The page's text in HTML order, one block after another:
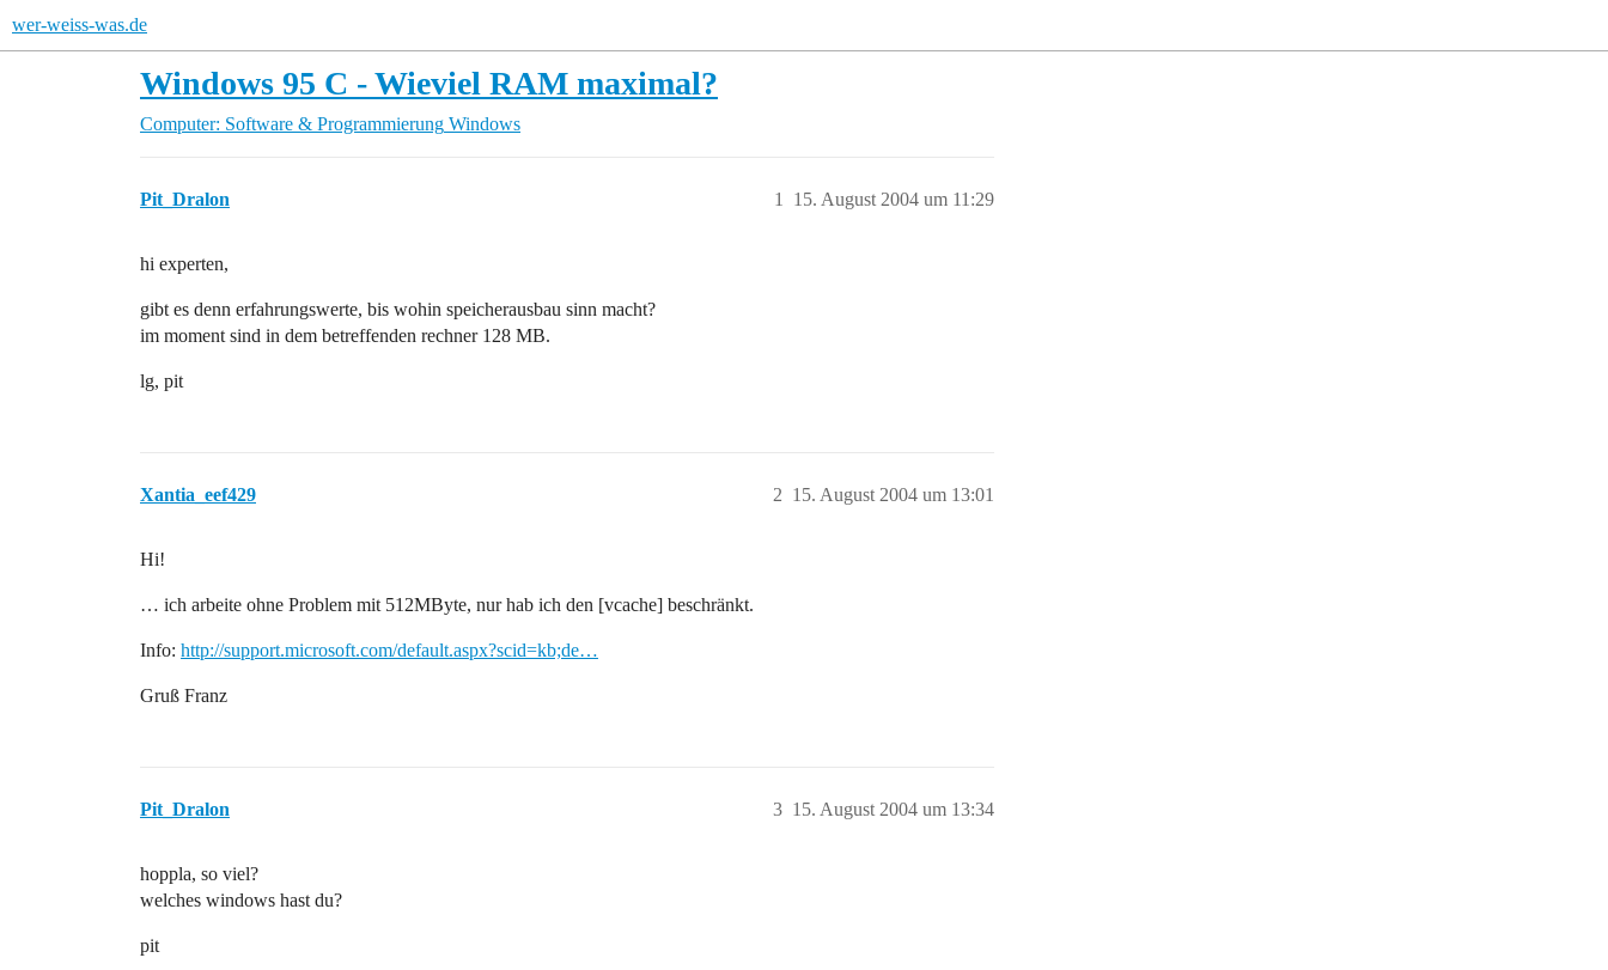
wer-weiss-was.de
Windows 95 C - Wieviel RAM maximal?
Computer: Software & Programmierung Windows
Pit_Dralon 15. August 2004 um 11:29
1
hi experten,
gibt es denn erfahrungswerte, bis wohin speicherausbau sinn macht?
im moment sind in dem betreffenden rechner 128 MB.
lg, pit
Xantia_eef429 15. August 2004 um 13:01
2
Hi!
… ich arbeite ohne Problem mit 512MByte, nur hab ich den [vcache] beschränkt.
Info: http://support.microsoft.com/default.aspx?scid=kb;de…
Gruß Franz
Pit_Dralon 15. August 2004 um 13:34
3
hoppla, so viel?
welches windows hast du?
pit